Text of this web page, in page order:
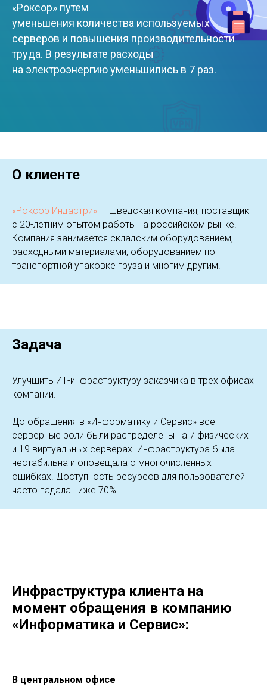
«Роксор» путем
уменьшения количества используемых
серверов и повышения производительности
труда. В результате расходы
на электроэнергию уменьшились в 7 раз.
О клиенте
«Роксор Индастри» — шведская компания, поставщик
с 20-летним опытом работы на российском рынке.
Компания занимается складским оборудованием,
расходными материалами, оборудованием по
транспортной упаковке груза и многим другим.
Задача
Улучшить ИТ-инфраструктуру заказчика в трех офисах
компании.
До обращения в «Информатику и Сервис» все
серверные роли были распределены на 7 физических
и 19 виртуальных серверах. Инфраструктура была
нестабильна и оповещала о многочисленных
ошибках. Доступность ресурсов для пользователей
часто падала ниже 70%.
Инфраструктура клиента на
момент обращения в компанию
«Информатика и Сервис»:
В центральном офисе